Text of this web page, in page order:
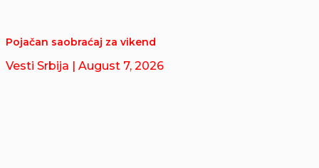
Pojačan saobraćaj za vikend
Vesti Srbija | August 7, 2026